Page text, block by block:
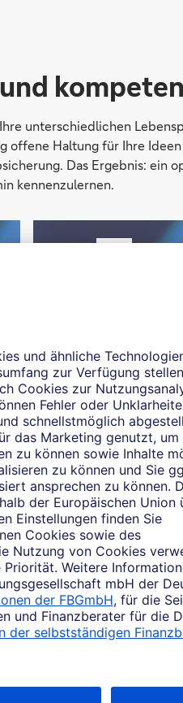
unterschiedlichen
Haltung für Ihre
Das Ergebnis: ein
kennenzulernen.
über
einsehen
abgegebene
zu. Per Klick